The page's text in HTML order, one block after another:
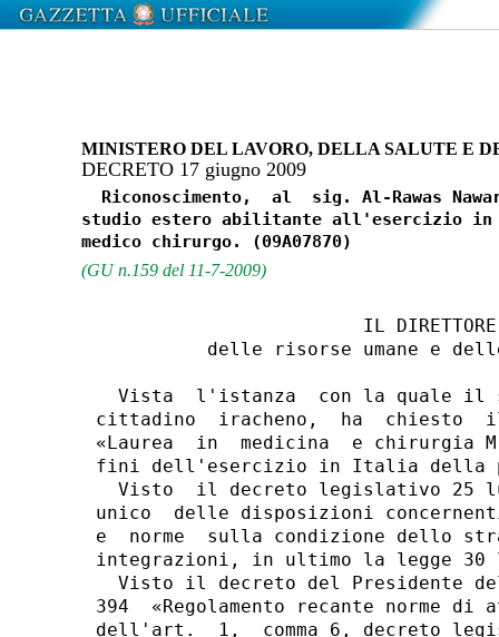
MINISTERO DEL LAVORO, DELLA SALUTE E
DECRETO 17 giugno 2009
Riconoscimento,  al  sig. Al-Rawas
studio estero abilitante all'esercizio
(GU n.159 del 11-7-2009)
IL
delle risorse umane e
Vista  l'istanza  con la quale il
cittadino  iracheno,  ha  chiesto
«Laurea  in  medicina  e chirurgia
fini dell'esercizio in Italia della
Visto  il decreto legislativo 25
unico  delle disposizioni
e  norme  sulla condizione dello
integrazioni, in ultimo la legge 30
Visto il decreto del Presidente
394  «Regolamento recante norme
dell'art.  1,  comma 6, decreto